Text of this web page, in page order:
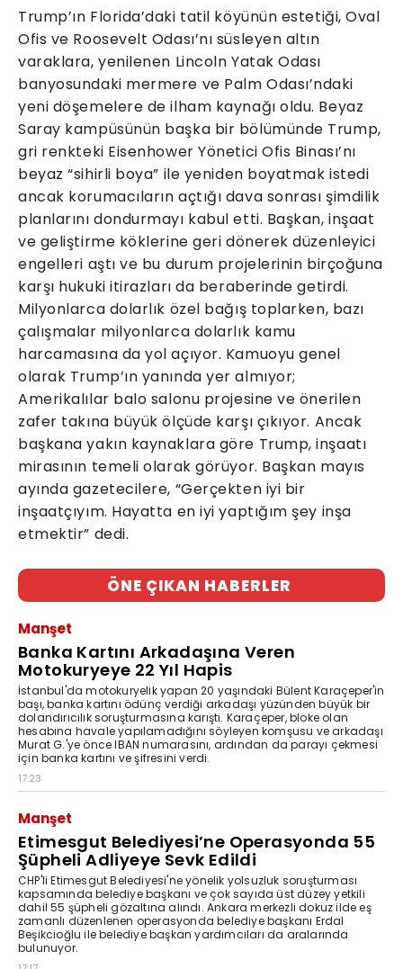
Trump’ın Florida’daki tatil köyünün estetiği, Oval
Ofis ve Roosevelt Odası’nı süsleyen altın
varaklara, yenilenen Lincoln Yatak Odası
banyosundaki mermere ve Palm Odası’ndaki
yeni döşemelere de ilham kaynağı oldu. Beyaz
Saray kampüsünün başka bir bölümünde Trump,
gri renkteki Eisenhower Yönetici Ofis Binası’nı
beyaz “sihirli boya” ile yeniden boyatmak istedi
ancak korumacıların açtığı dava sonrası şimdilik
planlarını dondurmayı kabul etti. Başkan, inşaat
ve geliştirme köklerine geri dönerek düzenleyici
engelleri aştı ve bu durum projelerinin birçoğuna
karşı hukuki itirazları da beraberinde getirdi.
Milyonlarca dolarlık özel bağış toplarken, bazı
çalışmalar milyonlarca dolarlık kamu
harcamasına da yol açıyor. Kamuoyu genel
olarak Trump’ın yanında yer almıyor;
Amerikalılar balo salonu projesine ve önerilen
zafer takına büyük ölçüde karşı çıkıyor. Ancak
başkana yakın kaynaklara göre Trump, inşaatı
mirasının temeli olarak görüyor. Başkan mayıs
ayında gazetecilere, “Gerçekten iyi bir
inşaatçıyım. Hayatta en iyi yaptığım şey inşa
etmektir” dedi.
ÖNE ÇIKAN HABERLER
Manşet
Banka Kartını Arkadaşına Veren
Motokuryeye 22 Yıl Hapis
İstanbul'da motokuryelik yapan 20 yaşındaki Bülent Karaçeper'in
başı, banka kartını ödünç verdiği arkadaşı yüzünden büyük bir
dolandırıcılık soruşturmasına karıştı. Karaçeper, bloke olan
hesabına havale yapılamadığını söyleyen komşusu ve arkadaşı
Murat G.'ye önce IBAN numarasını, ardından da parayı çekmesi
için banka kartını ve şifresini verdi.
17:23
Manşet
Etimesgut Belediyesi’ne Operasyonda 55
Şüpheli Adliyeye Sevk Edildi
CHP'li Etimesgut Belediyesi'ne yönelik yolsuzluk soruşturması
kapsamında belediye başkanı ve çok sayıda üst düzey yetkili
dahil 55 şüpheli gözaltına alındı. Ankara merkezli dokuz ilde eş
zamanlı düzenlenen operasyonda belediye başkanı Erdal
Beşikcioğlu ile belediye başkan yardımcıları da aralarında
bulunuyor.